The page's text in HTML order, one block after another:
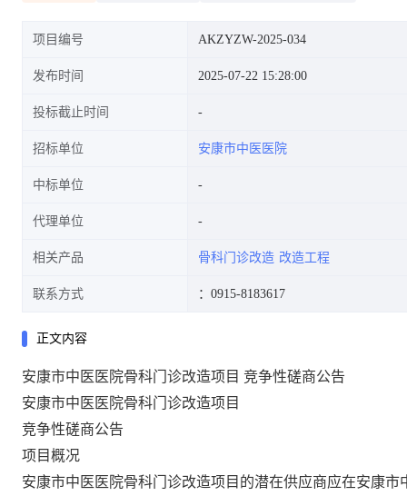
项目编号 AKZYZW-2025-034
发布时间 2025-07-22 15:28:00
投标截止时间
招标单位 安康市中医医院
中标单位
代理单位
相关产品 骨科门诊改造 改造工程
联系方式 ：0915-8183617
正文内容
安康市中医医院骨科门诊改造项目 竞争性磋商公告
安康市中医医院骨科门诊改造项目
竞争性磋商公告
项目概况
安康市中医医院骨科门诊改造项目 的潜在供应商应在安康市